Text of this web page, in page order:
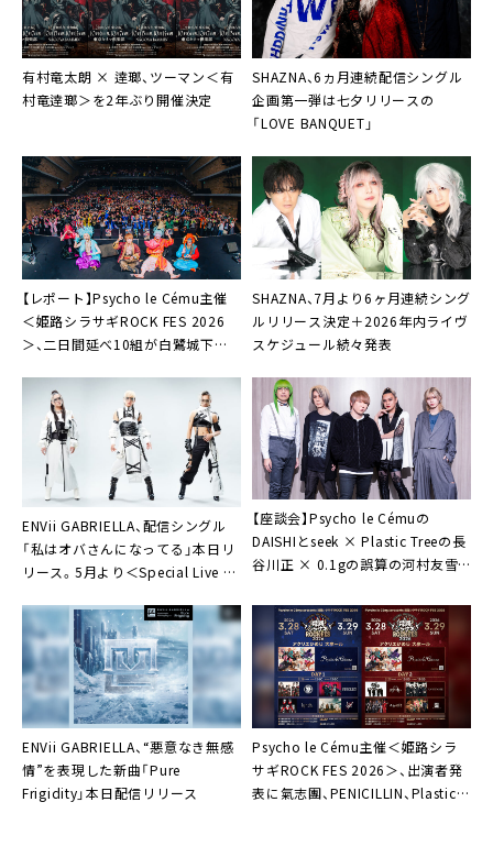
有村竜太朗 × 逹瑯、ツーマン＜有
村竜逹瑯＞を2年ぶり開催決定
SHAZNA、6ヵ月連続配信シングル
企画第一弾は七夕リリースの
「LOVE BANQUET」
【レポート】Psycho le Cému主催
＜姫路シラサギROCK FES 2026
＞、二日間延べ10組が白鷺城下で
SHAZNA、7月より6ヶ月連続シング
ルリリース決定＋2026年内ライヴ
スケジュール続々発表
ENVii GABRIELLA、配信シングル
「私はオバさんになってる」本日リ
リース。5月より＜Special Live &
【座談会】Psycho le Cémuの
DAISHIとseek × Plastic Treeの長
谷川正 × 0.1gの誤算の河村友雪
が語る、＜姫路シラサギROCK FES
＞DAY2を10倍楽しむ方法「熱を伝
えることが一番大事」
ENVii GABRIELLA、“悪意なき無感
情”を表現した新曲「Pure
Frigidity」本日配信リリース
Psycho le Cému主催＜姫路シラ
サギROCK FES 2026＞、出演者発
表に氣志團、PENICILLIN、Plastic